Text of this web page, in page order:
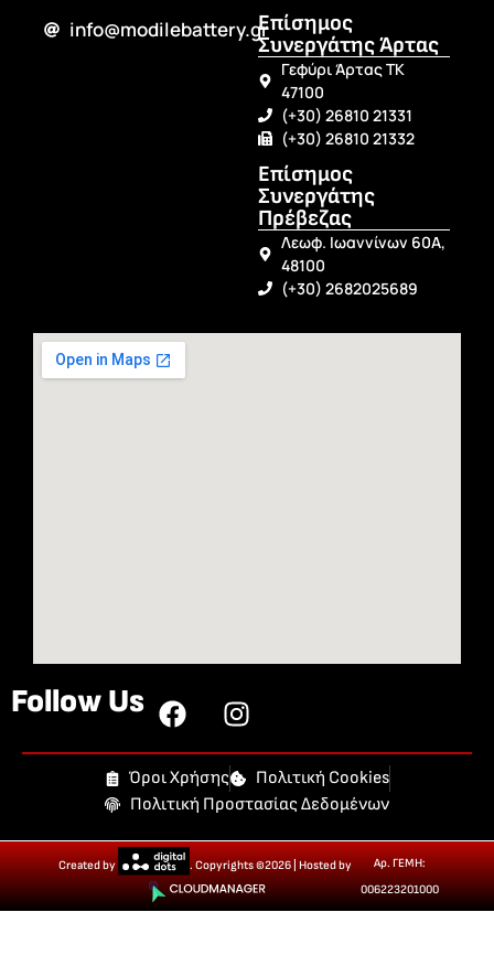
info@modilebattery.grΕπίσημος
Συνεργάτης Άρτας
Γεφύρι Άρτας ΤΚ
47100
(+30) 26810 21331
(+30) 26810 21332
Επίσημος
Συνεργάτης
Πρέβεζας
Λεωφ. Ιωαννίνων 60Α,
48100
(+30) 2682025689
Follow Us
Όροι Χρήσης
Πολιτική Cookies
Πολιτική Προστασίας Δεδομένων
Created by . Copyrights ©2026 | Hosted by
Αρ. ΓΕΜΗ:
006223201000